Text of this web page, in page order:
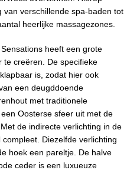
van verschillende spa-baden tot
heerlijke massagezones.
heeft een grote
te creëren. De specifieke
is, zodat hier ook
een deugddoende
met traditionele
Oosterse sfeer uit met de
de indirecte verlichting in de
Diezelfde verlichting
hoek een pareltje. De halve
ceder is een luxueuze